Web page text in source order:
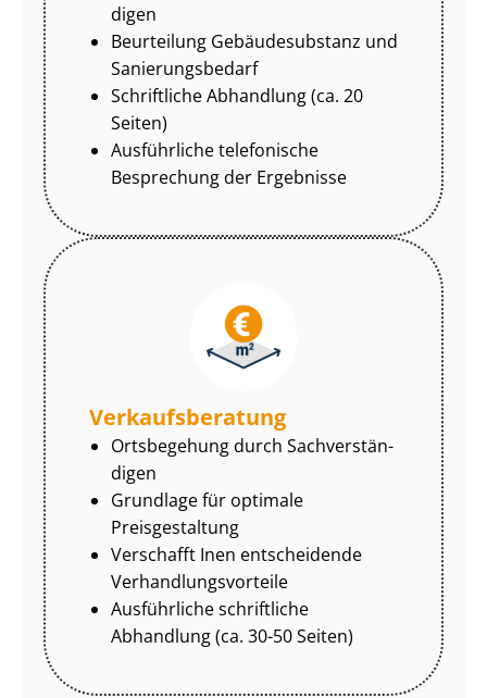
di­gen
Beurteilung Gebäudesubstanz und
Sa­nie­rungs­be­darf
Schriftliche Abhandlung (ca. 20
Seiten)
Ausführliche telefonische
Besprechung der Ergebnisse
Ver­kaufs­be­ra­tung
Ortsbegehung durch Sach­ver­stän­
di­gen
Grundlage für optimale
Preisgestaltung
Verschafft Inen entscheidende
Ver­hand­lungs­vor­tei­le
Ausführliche schriftliche
Abhandlung (ca. 30-50 Seiten)